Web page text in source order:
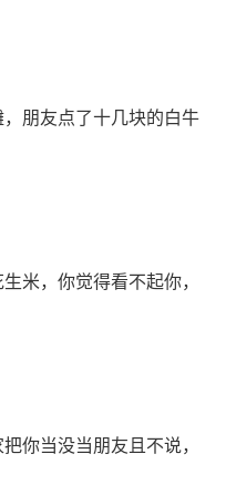
朋友点了十几块的白牛
米，你觉得看不起你，
你当没当朋友且不说，